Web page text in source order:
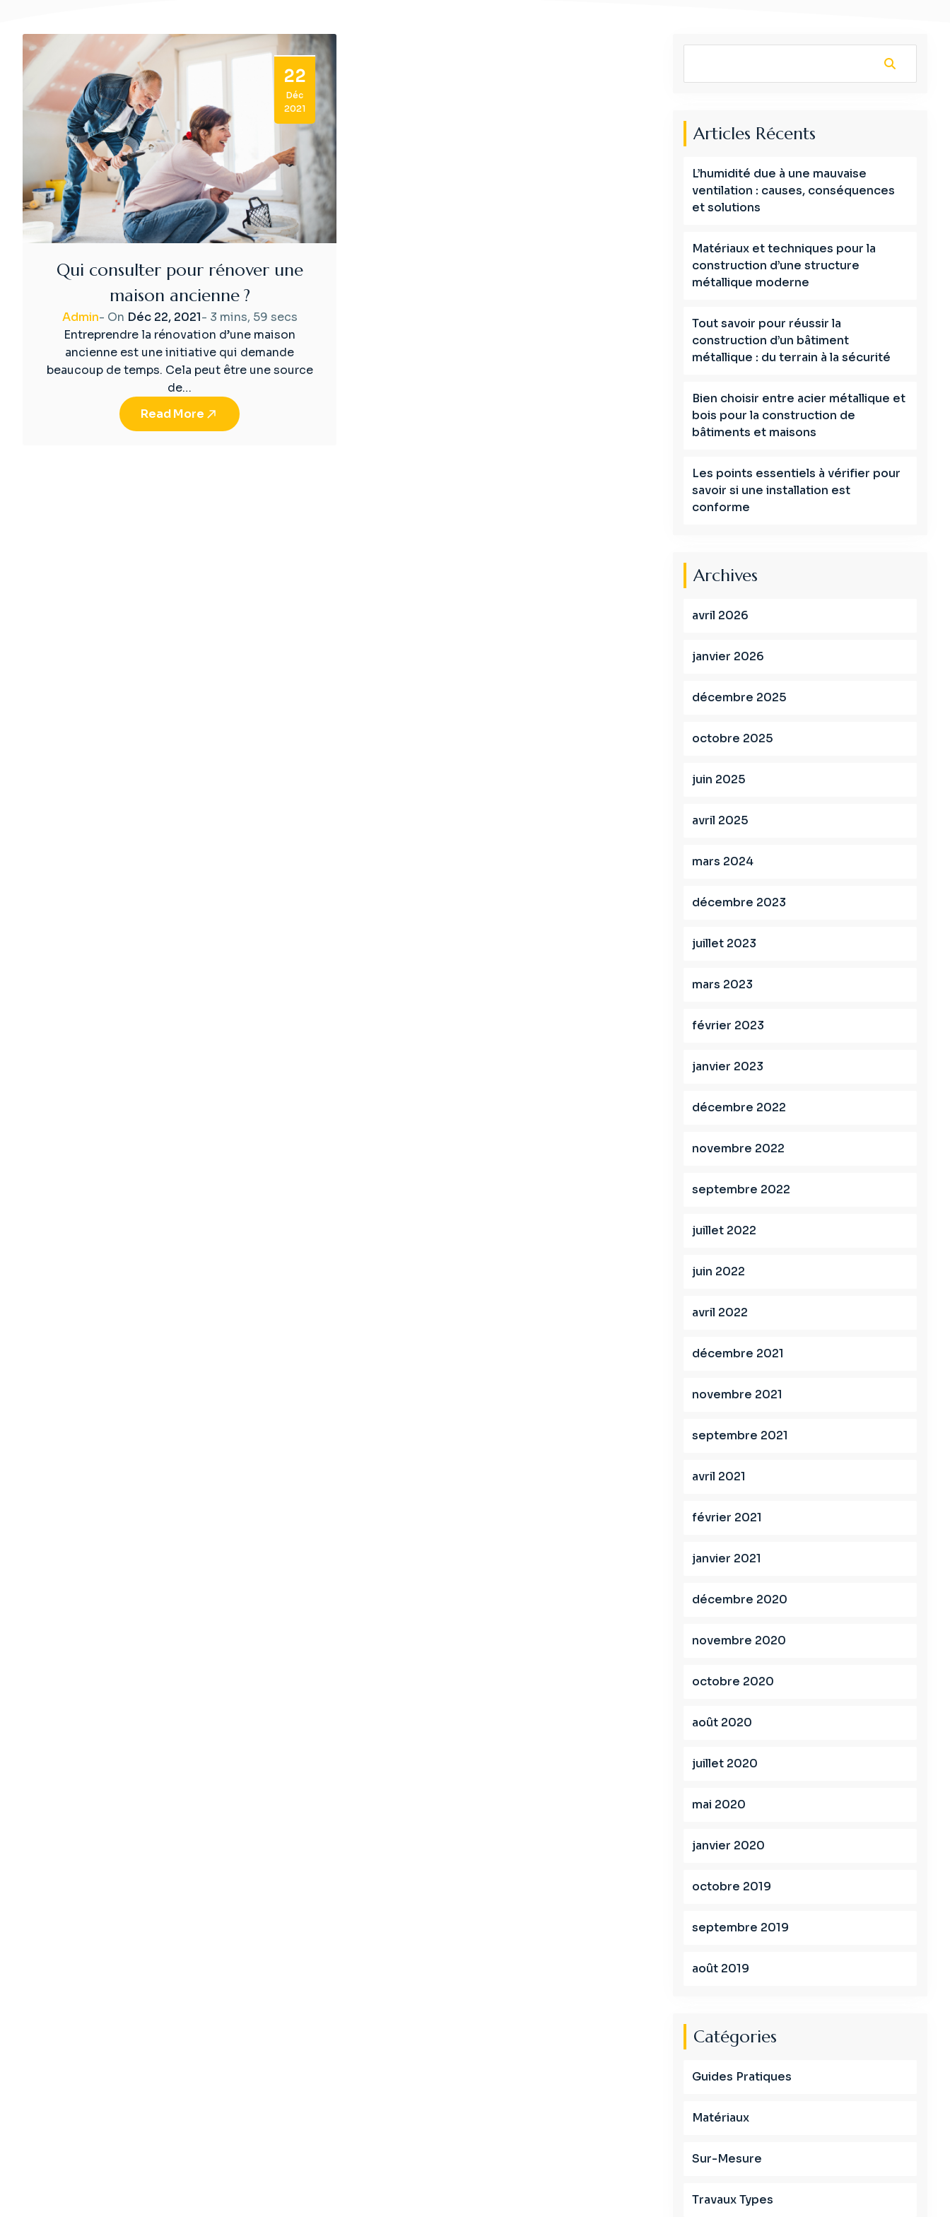
22
Déc
2021
Qui consulter pour rénover une
maison ancienne ?
Admin- On Déc 22, 2021- 3 mins, 59 secs
Entreprendre la rénovation d’une maison
ancienne est une initiative qui demande
beaucoup de temps. Cela peut être une source
de…
Read More
Articles Récents
L’humidité due à une mauvaise
ventilation : causes, conséquences
et solutions
Matériaux et techniques pour la
construction d’une structure
métallique moderne
Tout savoir pour réussir la
construction d’un bâtiment
métallique : du terrain à la sécurité
Bien choisir entre acier métallique et
bois pour la construction de
bâtiments et maisons
Les points essentiels à vérifier pour
savoir si une installation est
conforme
Archives
avril 2026
janvier 2026
décembre 2025
octobre 2025
juin 2025
avril 2025
mars 2024
décembre 2023
juillet 2023
mars 2023
février 2023
janvier 2023
décembre 2022
novembre 2022
septembre 2022
juillet 2022
juin 2022
avril 2022
décembre 2021
novembre 2021
septembre 2021
avril 2021
février 2021
janvier 2021
décembre 2020
novembre 2020
octobre 2020
août 2020
juillet 2020
mai 2020
janvier 2020
octobre 2019
septembre 2019
août 2019
Catégories
Guides Pratiques
Matériaux
Sur-Mesure
Travaux Types